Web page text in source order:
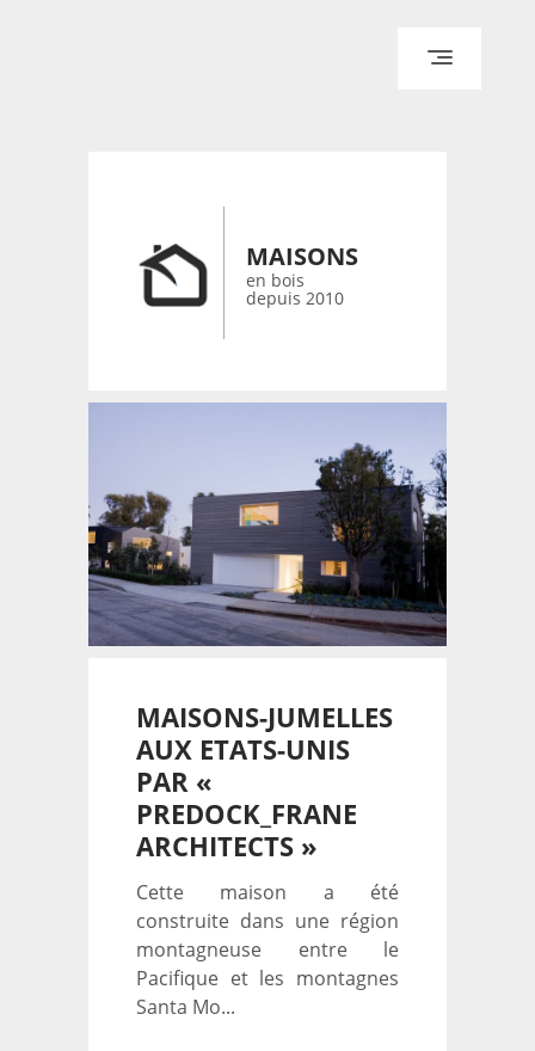
CONTACT
MAISONS
en bois
depuis 2010
MAISONS-JUMELLES
AUX ETATS-UNIS
PAR «
PREDOCK_FRANE
ARCHITECTS »
Cette maison a été
construite dans une région
montagneuse entre le
Pacifique et les montagnes
Santa Mo...